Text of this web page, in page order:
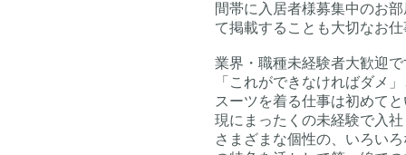
間帯に入居者様募集中のお
て掲載することも大切なお
業界・職種未経験者大歓迎
「これができなければダメ
スーツを着る仕事は初めて
現にまったくの未経験で入
さまざまな個性の、いろい